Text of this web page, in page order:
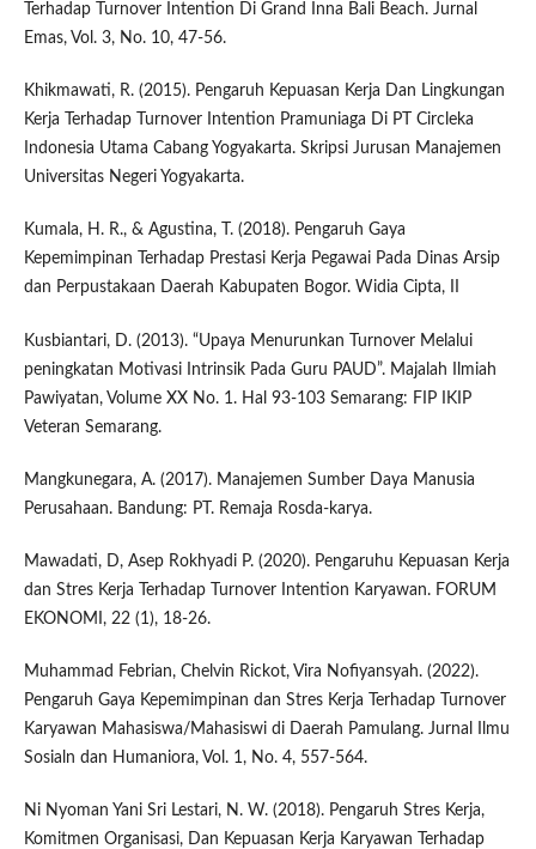
Terhadap Turnover Intention Di Grand Inna Bali Beach. Jurnal
Emas, Vol. 3, No. 10, 47-56.
Khikmawati, R. (2015). Pengaruh Kepuasan Kerja Dan Lingkungan
Kerja Terhadap Turnover Intention Pramuniaga Di PT Circleka
Indonesia Utama Cabang Yogyakarta. Skripsi Jurusan Manajemen
Universitas Negeri Yogyakarta.
Kumala, H. R., & Agustina, T. (2018). Pengaruh Gaya
Kepemimpinan Terhadap Prestasi Kerja Pegawai Pada Dinas Arsip
dan Perpustakaan Daerah Kabupaten Bogor. Widia Cipta, II
Kusbiantari, D. (2013). “Upaya Menurunkan Turnover Melalui
peningkatan Motivasi Intrinsik Pada Guru PAUD”. Majalah Ilmiah
Pawiyatan, Volume XX No. 1. Hal 93-103 Semarang: FIP IKIP
Veteran Semarang.
Mangkunegara, A. (2017). Manajemen Sumber Daya Manusia
Perusahaan. Bandung: PT. Remaja Rosda-karya.
Mawadati, D, Asep Rokhyadi P. (2020). Pengaruhu Kepuasan Kerja
dan Stres Kerja Terhadap Turnover Intention Karyawan. FORUM
EKONOMI, 22 (1), 18-26.
Muhammad Febrian, Chelvin Rickot, Vira Nofiyansyah. (2022).
Pengaruh Gaya Kepemimpinan dan Stres Kerja Terhadap Turnover
Karyawan Mahasiswa/Mahasiswi di Daerah Pamulang. Jurnal Ilmu
Sosialn dan Humaniora, Vol. 1, No. 4, 557-564.
Ni Nyoman Yani Sri Lestari, N. W. (2018). Pengaruh Stres Kerja,
Komitmen Organisasi, Dan Kepuasan Kerja Karyawan Terhadap